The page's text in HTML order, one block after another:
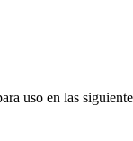
uso en las